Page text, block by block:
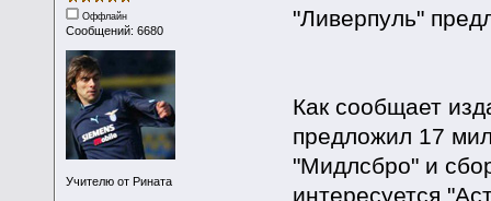
Оффлайн
Сообщений: 6680
Учителю от Рината
"Ливерпуль"
Как сообщает
предложил 17
"Мидлсбро" и
интересуется